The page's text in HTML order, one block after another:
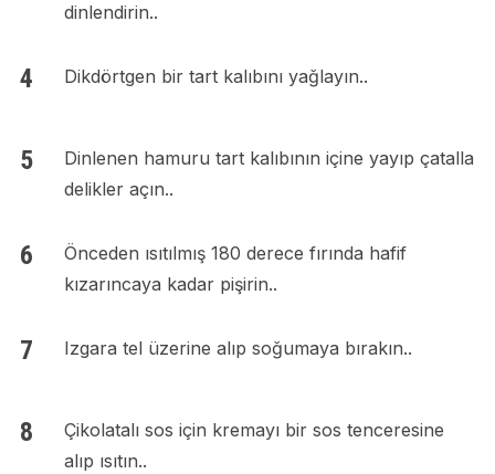
dinlendirin..
Dikdörtgen bir tart kalıbını yağlayın..
Dinlenen hamuru tart kalıbının içine yayıp çatalla
delikler açın..
Önceden ısıtılmış 180 derece fırında hafif
kızarıncaya kadar pişirin..
Izgara tel üzerine alıp soğumaya bırakın..
Çikolatalı sos için kremayı bir sos tenceresine
alıp ısıtın..